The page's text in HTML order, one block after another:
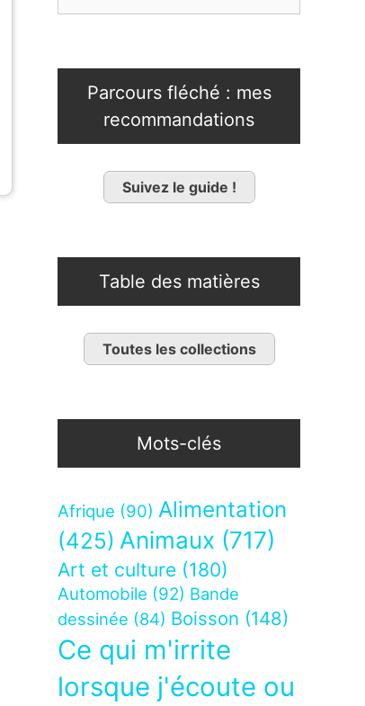
Parcours fléché : mes
recommandations
Suivez le guide !
Table des matières
Toutes les collections
Mots-clés
Afrique (90) Alimentation
(425) Animaux (717)
Art et culture (180)
Automobile (92) Bande
dessinée (84) Boisson (148)
Ce qui m'irrite
lorsque j'écoute ou